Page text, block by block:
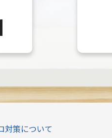
対策について